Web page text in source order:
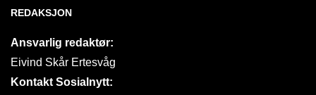
REDAKSJON
Ansvarlig redaktør:
Eivind Skår Ertesvåg
Kontakt Sosialnytt: